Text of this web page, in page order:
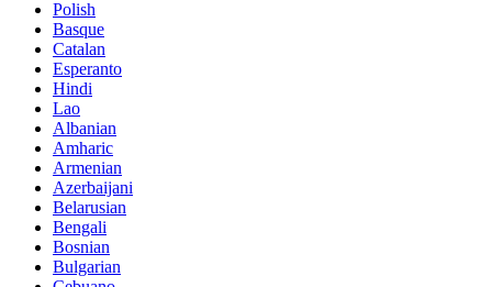
Polish
Basque
Catalan
Esperanto
Hindi
Lao
Albanian
Amharic
Armenian
Azerbaijani
Belarusian
Bengali
Bosnian
Bulgarian